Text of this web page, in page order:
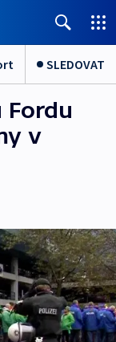
SLEDOVAT
Fordu
v